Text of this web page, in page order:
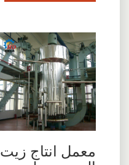
معمل انتاج زيت